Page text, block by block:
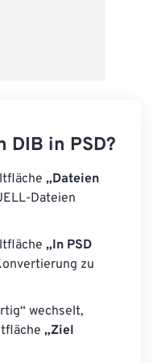
DIB in PSD?
„Dateien
Dateien
„In PSD
zu
wechselt,
„Ziel